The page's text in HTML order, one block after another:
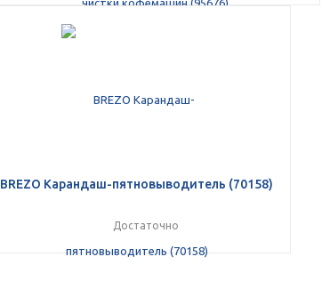
BREZO Карандаш-пятновыводитель (70158)
Достаточно